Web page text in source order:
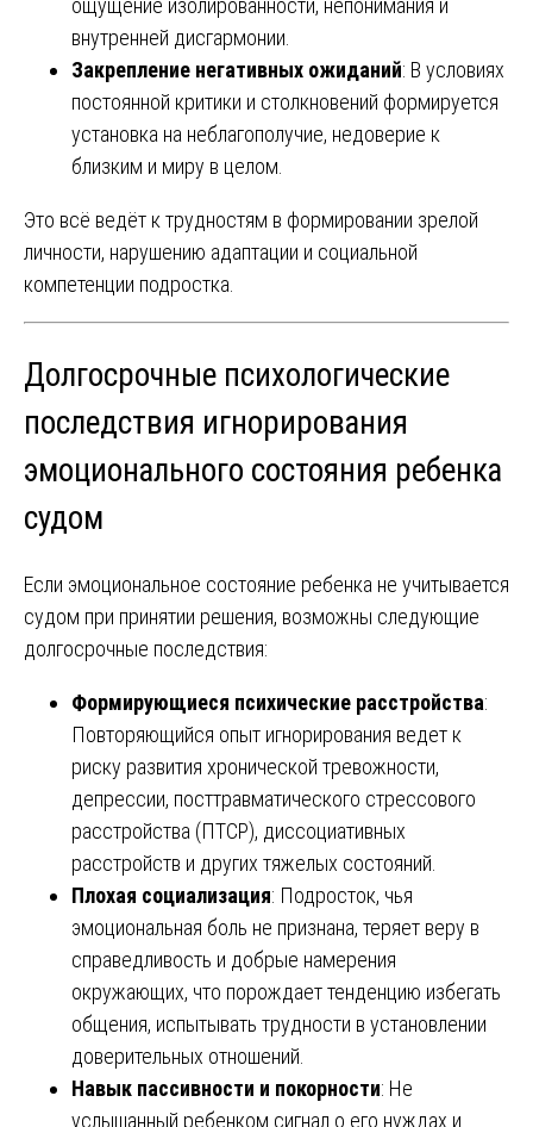
ощущение изолированности, непонимания и
внутренней дисгармонии.
Закрепление негативных ожиданий: В условиях
постоянной критики и столкновений формируется
установка на неблагополучие, недоверие к
близким и миру в целом.
Это всё ведёт к трудностям в формировании зрелой
личности, нарушению адаптации и социальной
компетенции подростка.
Долгосрочные психологические
последствия игнорирования
эмоционального состояния ребенка
судом
Если эмоциональное состояние ребенка не учитывается
судом при принятии решения, возможны следующие
долгосрочные последствия:
Формирующиеся психические расстройства:
Повторяющийся опыт игнорирования ведет к
риску развития хронической тревожности,
депрессии, посттравматического стрессового
расстройства (ПТСР), диссоциативных
расстройств и других тяжелых состояний.
Плохая социализация: Подросток, чья
эмоциональная боль не признана, теряет веру в
справедливость и добрые намерения
окружающих, что порождает тенденцию избегать
общения, испытывать трудности в установлении
доверительных отношений.
Навык пассивности и покорности: Не
услышанный ребенком сигнал о его нуждах и